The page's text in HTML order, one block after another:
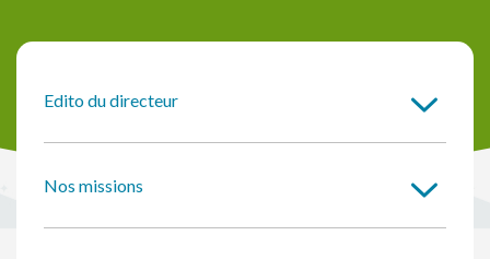
Edito du directeur
Nos missions